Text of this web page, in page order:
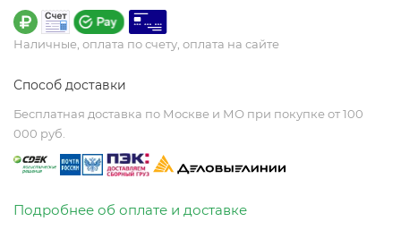
Наличные, оплата по счету, оплата на сайте
Способ доставки
Бесплатная доставка по Москве и МО при покупке от 100
000 руб.
Подробнее об оплате и доставке